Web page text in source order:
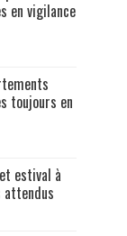
en vigilance
toujours en
estival à
attendus